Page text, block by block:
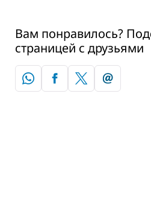
Вам понравилось?
страницей с друзьями